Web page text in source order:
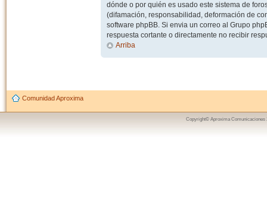
dónde o por quién es usado este sistema de
(difamación, responsabilidad, deformación de
software phpBB. Si envia un correo al Grupo
respuesta cortante o directamente no recibir
Arriba
Comunidad Aproxima
Copyright© Aproxima Comunicaciones